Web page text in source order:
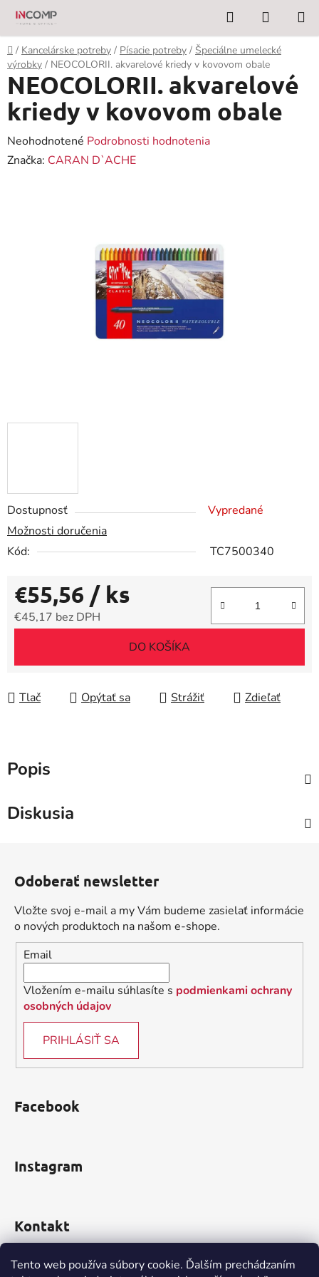
Tento web používa súbory cookie. Ďalším prechádzaním
Prejsť
obsah
Hľadať
KOŠÍK
Domov
/ Kancelárske potreby / Písacie potreby / Špeciálne umelecké
výrobky / NEOCOLORII. akvarelové kriedy v kovovom obale
Dostupnosť
Vypredané
Možnosti doručenia
Kód:
TC7500340
€55,56 / ks
€45,17 bez DPH
DO KOŠÍKA
Tlač Opýtať sa Strážiť Zdieľať
NEOCOLORII. akvarelové
kriedy v kovovom obale
Priemerné
hodnotenie
Neohodnotené Podrobnosti hodnotenia
Značka: CARAN D`ACHE
Popis
Diskusia
Odoberať newsletter
Vložte svoj e-mail a my Vám budeme zasielať informácie
o nových produktoch na našom e-shope.
Email
Vložením e-mailu súhlasíte s podmienkami ochrany
osobných údajov
PRIHLÁSIŤ SA
Facebook
Instagram
Kontakt
obchod@incomp.sk